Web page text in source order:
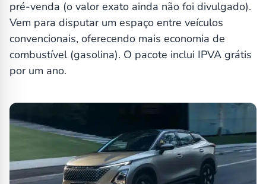
pré-venda (o valor exato ainda não foi divulgado).
Vem para disputar um espaço entre veículos
convencionais, oferecendo mais economia de
combustível (gasolina). O pacote inclui IPVA grátis
por um ano.